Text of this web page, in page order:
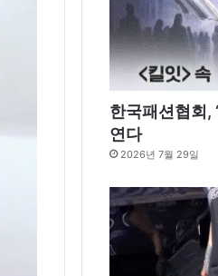
한국패션협회,
연다
2026년 7월 29일